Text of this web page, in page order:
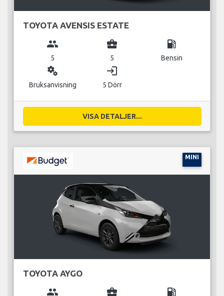
TOYOTA AVENSIS ESTATE
group
5
business_center
5
local_gas_station
Bensin
miscellaneous_services
Bruksanvisning
login
5 Dörr
VISA DETALJER...
MINI
TOYOTA AYGO
group business_center local_gas_station